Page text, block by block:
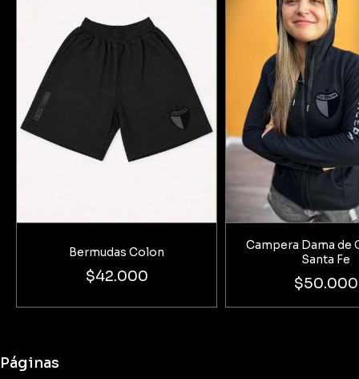
Bermudas Colon
$42.000
Campera Dama de
Santa Fe
$50.000
Páginas